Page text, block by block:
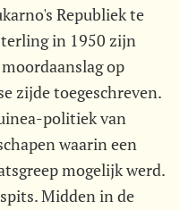
Republiek te
in 1950 zijn
op
zijde toegeschreven.
politiek van
waarin een
mogelijk werd.
Midden in de